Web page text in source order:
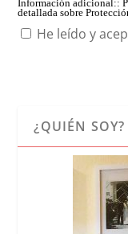
Información adicional::
detallada sobre
He leído y
¿QUIÉN SOY?